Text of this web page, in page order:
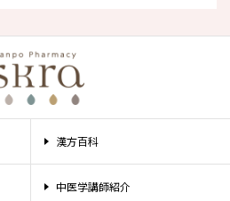
漢方百科
中医学講師紹介